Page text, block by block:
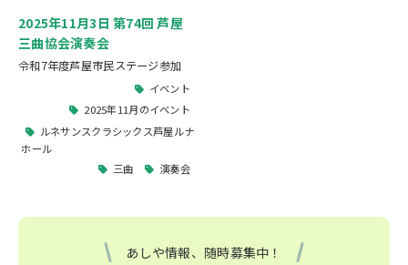
2025年11月3日 第74回 芦屋
三曲協会演奏会
令和7年度芦屋市民ステージ参加
イベント
2025年11月のイベント
ルネサンスクラシックス芦屋ルナ
ホール
三曲
演奏会
あしや情報、随時募集中！